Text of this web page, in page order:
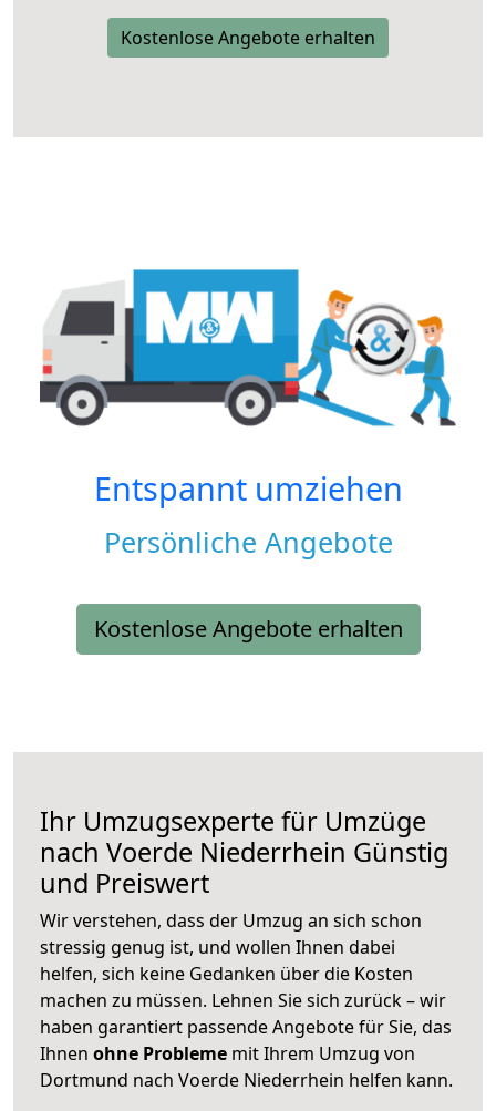
Kostenlose Angebote erhalten
Entspannt umziehen
Persönliche Angebote
Kostenlose Angebote erhalten
Ihr Umzugsexperte für Umzüge
nach Voerde Niederrhein Günstig
und Preiswert
Wir verstehen, dass der Umzug an sich schon
stressig genug ist, und wollen Ihnen dabei
helfen, sich keine Gedanken über die Kosten
machen zu müssen. Lehnen Sie sich zurück – wir
haben garantiert passende Angebote für Sie, das
Ihnen ohne Probleme mit Ihrem Umzug von
Dortmund nach Voerde Niederrhein helfen kann.